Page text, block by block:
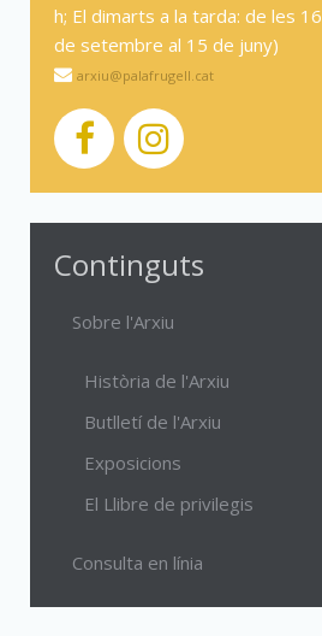
h; El dimarts a la tarda: de les
de setembre al 15 de juny)
arxiu@palafrugell.cat
Continguts
Sobre l'Arxiu
Història de l'Arxiu
Butlletí de l'Arxiu
Exposicions
El Llibre de privilegis
Consulta en línia